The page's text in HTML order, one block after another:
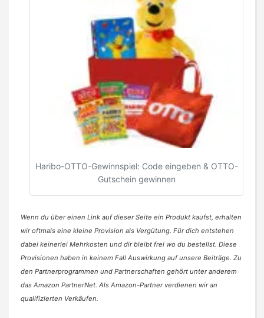
Haribo-OTTO-Gewinnspiel: Code eingeben & OTTO-
Gutschein gewinnen
Wenn du über einen Link auf dieser Seite ein Produkt kaufst, erhalten
wir oftmals eine kleine Provision als Vergütung. Für dich entstehen
dabei keinerlei Mehrkosten und dir bleibt frei wo du bestellst. Diese
Provisionen haben in keinem Fall Auswirkung auf unsere Beiträge. Zu
den Partnerprogrammen und Partnerschaften gehört unter anderem
das Amazon PartnerNet. Als Amazon-Partner verdienen wir an
qualifizierten Verkäufen.